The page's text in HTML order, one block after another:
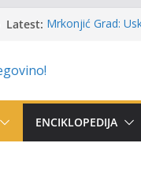
Latest: Mrkonjić Grad:
osvojili prelazni
Masovni pomor
ENCIKLOPEDIJA